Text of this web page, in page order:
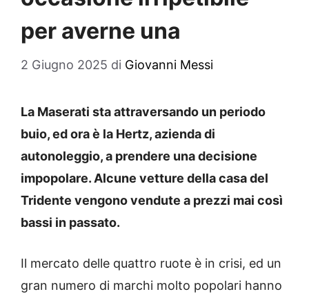
per averne una
2 Giugno 2025 di Giovanni Messi
La Maserati sta attraversando un periodo
buio, ed ora è la Hertz, azienda di
autonoleggio, a prendere una decisione
impopolare. Alcune vetture della casa del
Tridente vengono vendute a prezzi mai così
bassi in passato.
Il mercato delle quattro ruote è in crisi, ed un
gran numero di marchi molto popolari hanno